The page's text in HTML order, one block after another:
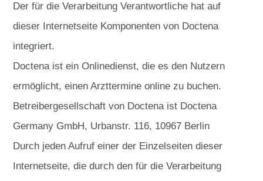
Der für die Verarbeitung Verantwortliche hat auf
dieser Internetseite Komponenten von Doctena
integriert.
Doctena ist ein Onlinedienst, die es den Nutzern
ermöglicht, einen Arzttermine online zu buchen.
Betreibergesellschaft von Doctena ist Doctena
Germany GmbH, Urbanstr. 116, 10967 Berlin
Durch jeden Aufruf einer der Einzelseiten dieser
Internetseite, die durch den für die Verarbeitung